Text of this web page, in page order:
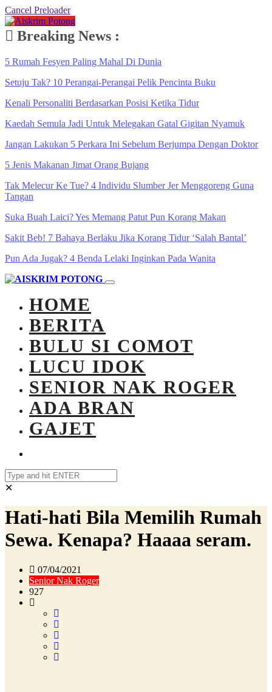
Cancel Preloader
Breaking News :
5 Rumah Fesyen Paling Mahal Di Dunia
Setuju Tak? 10 Perangai-Perangai Pelik Pencinta Buku
Kenali Personaliti Berdasarkan Posisi Ketika Tidur
Kaedah Semula Jadi Untuk Melegakan Gatal Gigitan Nyamuk
Jangan Lakukan 5 Perkara Ini Sebelum Berjumpa Dengan Doktor
5 Jenis Makanan Jimat Orang Bujang
Tak Melecur Ke Tue? 4 Individu Slumber Jer Menggoreng Guna
Tangan
Suka Buah Laici? Yes Memang Patut Pun Korang Makan
Sakit Beb! 7 Bahaya Berlaku Jika Korang Tidur ‘Salah Bantal’
Pun Ada Jugak? 4 Benda Lelaki Inginkan Pada Wanita
HOME
BERITA
BULU SI COMOT
LUCU IDOK
SENIOR NAK ROGER
ADA BRAN
GAJET
✕
Hati-hati Bila Memilih Rumah
Sewa. Kenapa? Haaaa seram.
07/04/2021
Senior Nak Roger
927